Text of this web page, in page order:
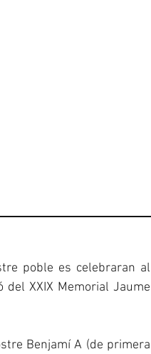
poble es celebraran al
XXIX Memorial Jaume
Benjamí A (de primera